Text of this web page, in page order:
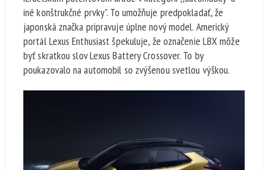
iné konštrukčné prvky”. To umožňuje predpokladať, že
japonská značka pripravuje úplne nový model. Americký
portál Lexus Enthusiast špekuluje, že označenie LBX môže
byť skratkou slov Lexus Battery Crossover. To by
poukazovalo na automobil so zvýšenou svetlou výškou.